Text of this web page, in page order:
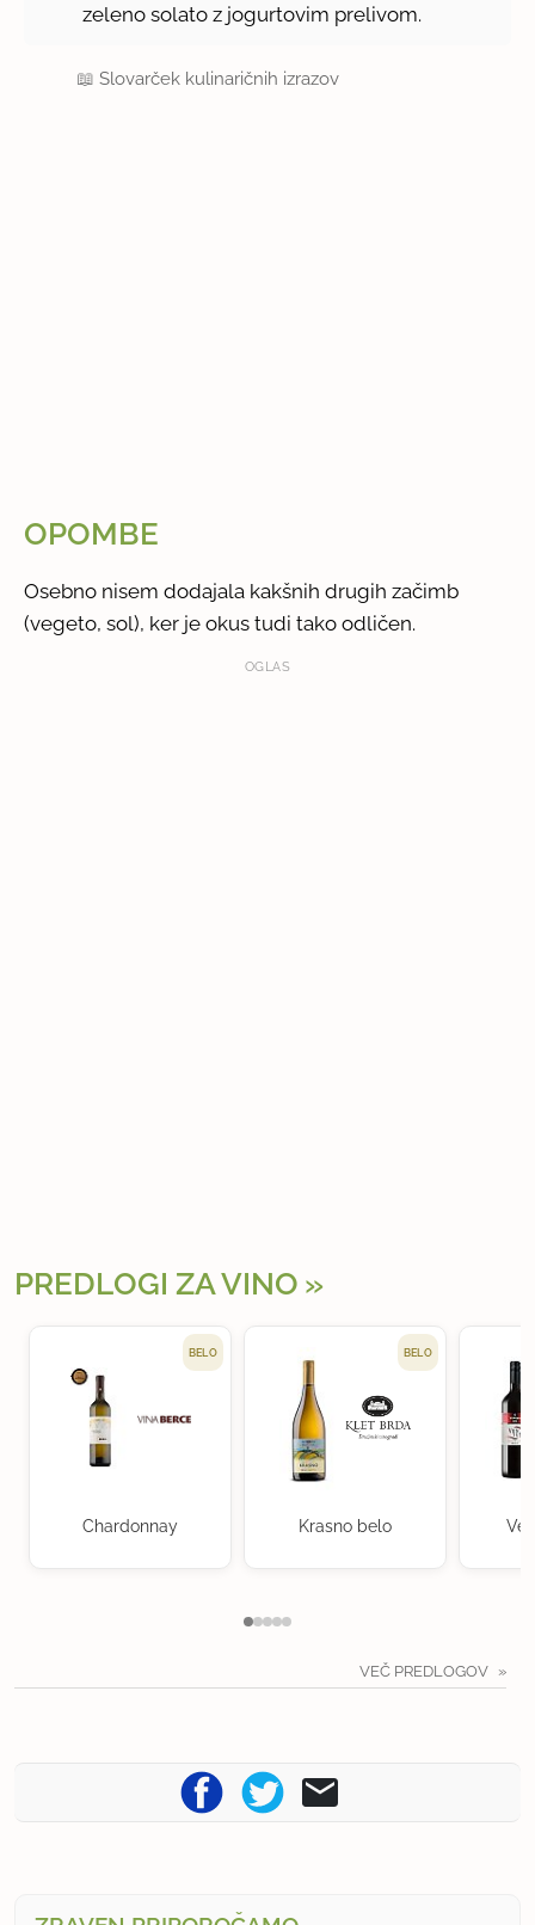
zeleno solato z jogurtovim prelivom.
📖Slovarček kulinaričnih izrazov
OPOMBE
Osebno nisem dodajala kakšnih drugih začimb
(vegeto, sol), ker je okus tudi tako odličen.
OGLAS
PREDLOGI ZA VINO
BELO
Chardonnay
BELO
Krasno belo
VEČ PREDLOGOV